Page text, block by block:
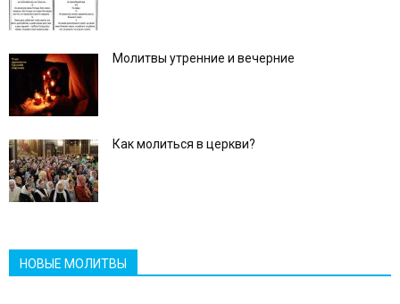
Молитвы утренние и вечерние
Как молиться в церкви?
НОВЫЕ МОЛИТВЫ